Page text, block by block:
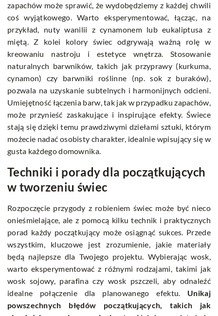
zapachów może sprawić, że wydobędziemy z każdej chwili
coś wyjątkowego. Warto eksperymentować, łącząc, na
przykład, nuty wanilii z cynamonem lub eukaliptusa z
miętą. Z kolei kolory świec odgrywają ważną rolę w
kreowaniu nastroju i estetyce wnętrza. Stosowanie
naturalnych barwników, takich jak przyprawy (kurkuma,
cynamon) czy barwniki roślinne (np. sok z buraków),
pozwala na uzyskanie subtelnych i harmonijnych odcieni.
Umiejętność łączenia barw, tak jak w przypadku zapachów,
może przynieść zaskakujące i inspirujące efekty. Świece
stają się dzięki temu prawdziwymi dziełami sztuki, którym
możecie nadać osobisty charakter, idealnie wpisujący się w
gusta każdego domownika.
Techniki i porady dla początkujących
w tworzeniu świec
Rozpoczęcie przygody z robieniem świec może być nieco
onieśmielające, ale z pomocą kilku technik i praktycznych
porad każdy początkujący może osiągnąć sukces. Przede
wszystkim, kluczowe jest zrozumienie, jakie materiały
będą najlepsze dla Twojego projektu. Wybierając wosk,
warto eksperymentować z różnymi rodzajami, takimi jak
wosk sojowy, parafina czy wosk pszczeli, aby odnaleźć
idealne połączenie dla planowanego efektu. Unikaj
powszechnych błędów początkujących, takich jak